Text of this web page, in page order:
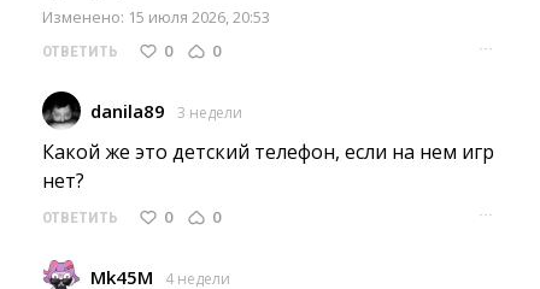
Изменено: 15 июля 2026, 20:53
ОТВЕТИТЬ 0 0 ···
danila89 3 недели
Какой же это детский телефон, если на нем игр
нет?
ОТВЕТИТЬ 0 0 ···
Mk45M 4 недели